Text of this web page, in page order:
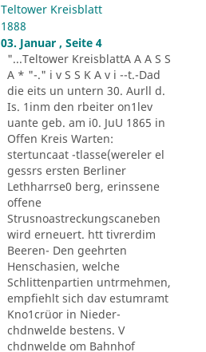
Teltower Kreisblatt
1888
03. Januar , Seite 4
"...Teltower KreisblattA A A S S
A * "-." i v S S K A v i --t.-Dad
die eits un untern 30. Aurll d.
Is. 1inm den rbeiter on1lev
uante geb. am i0. JuU 1865 in
Offen Kreis Warten:
stertuncaat -tlasse(wereler el
gessrs ersten Berliner
Lethharrse0 berg, erinssene
offene
Strusnoastreckungscaneben
wird erneuert. htt tivrerdim
Beeren- Den geehrten
Henschasien, welche
Schlittenpartien untrmehmen,
empfiehlt sich dav estumramt
Kno1crüor in Nieder-
chdnwelde bestens. V
chdnwelde om Bahnhof